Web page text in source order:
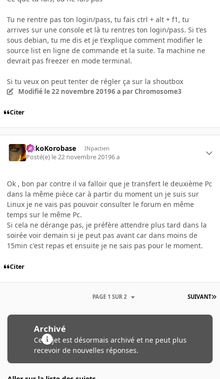
Tu ne rentre pas ton login/pass, tu fais ctrl + alt + f1, tu
arrives sur une console et là tu rentres ton login/pass. Si t'es
sous debian, tu me dis et je t'explique comment modifier le
source list en ligne de commande et la suite. Ta machine ne
devrait pas freezer en mode terminal.
Si tu veux on peut tenter de régler ça sur la shoutbox
Modifié le 22 novembre 20196 a par Chromosome3
Citer
SiskoKorobase INpactien
Posté(e) le 22 novembre 20196 a
Ok , bon par contre il va falloir que je transfert le deuxième Pc
dans la même pièce car à partir du moment un je suis sur
Linux je ne vais pas pouvoir consulter le forum en même
temps sur le même Pc.
Si cela ne dérange pas, je préfère attendre plus tard dans la
soirée voir demain si je peut pas avant car dans moins de
15min c'est repas et ensuite je ne sais pas pour le moment.
Citer
SUIVANT
PAGE 1 SUR 2
Archivé
Ce sujet est désormais archivé et ne peut plus
recevoir de nouvelles réponses.